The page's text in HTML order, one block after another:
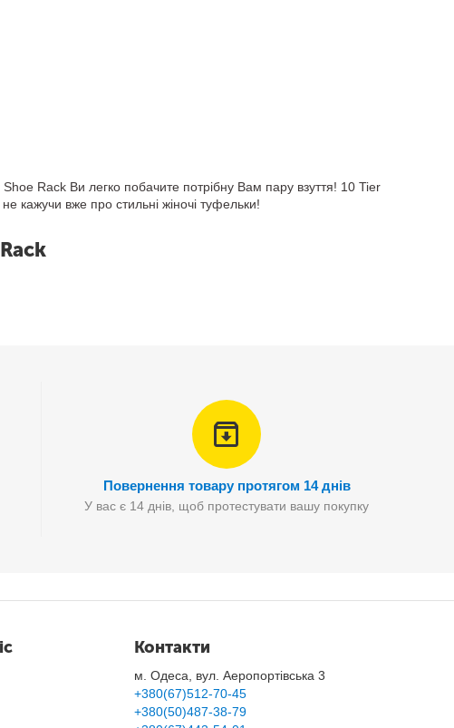
Rack Ви легко побачите потрібну Вам пару взуття! 10 Tier
кажучи вже про стильні жіночі туфельки!
Повернення товару протягом 14 днів
У вас є 14 днів, щоб протестувати вашу покупку
Контакти
м. Одеса, вул. Аеропортівська 3
+380(67)512-70-45
+380(50)487-38-79